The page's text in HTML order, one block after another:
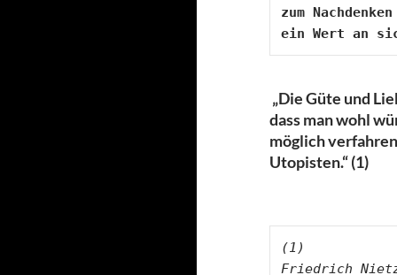
zum
„Die Güte und
dass man wohl
möglich
Utopisten.“ (1)
(1)